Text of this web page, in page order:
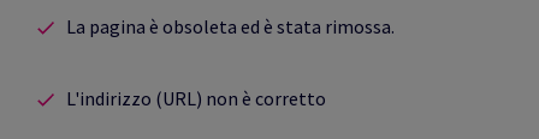
La pagina è obsoleta ed è stata rimossa.
L'indirizzo (URL) non è corretto